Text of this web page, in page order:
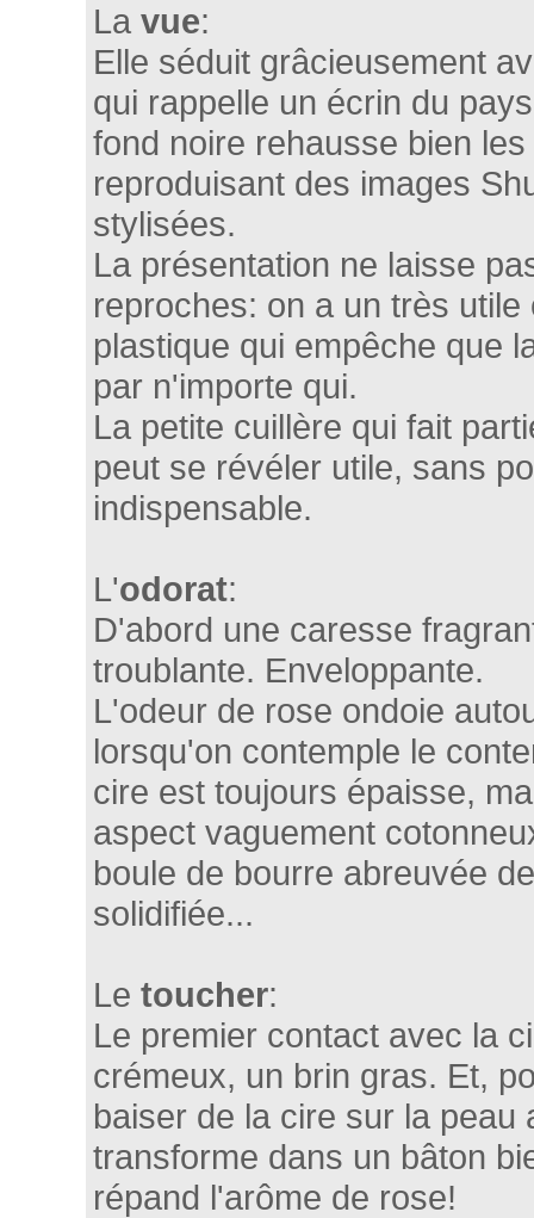
La vue:
Elle séduit grâcieusement
qui rappelle un écrin du
fond noire rehausse bien
reproduisant des images
stylisées.
La présentation ne laisse
reproches: on a un très
plastique qui empêche que
par n'importe qui.
La petite cuillère qui fait
peut se révéler utile, sans
indispensable.
L'odorat:
D'abord une caresse
troublante. Enveloppante.
L'odeur de rose ondoie
lorsqu'on contemple le
cire est toujours épaisse,
aspect vaguement
boule de bourre abreuvée
solidifiée...
Le toucher:
Le premier contact avec la
crémeux, un brin gras. Et,
baiser de la cire sur la peau
transforme dans un bâton
répand l'arôme de rose!